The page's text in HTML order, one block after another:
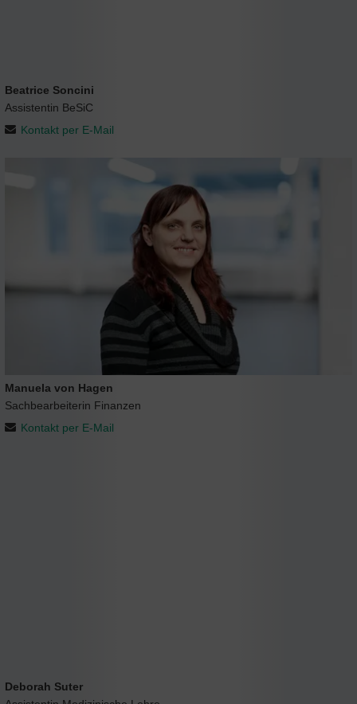
Beatrice Soncini
Assistentin BeSiC
Kontakt per E-Mail
Manuela von Hagen
Sachbearbeiterin Finanzen
Kontakt per E-Mail
Deborah Suter